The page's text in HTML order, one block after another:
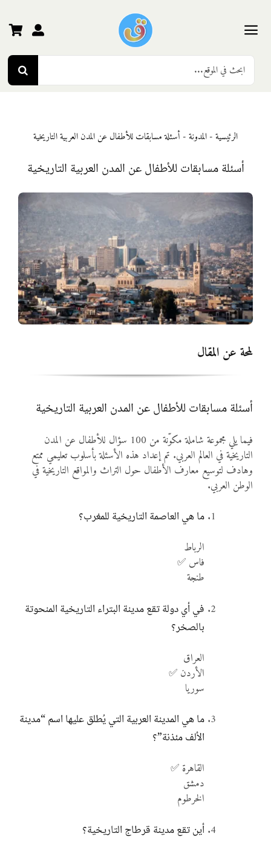
content
Toggle
Navigation
الرئيسية
المرحلة الأولى
المرحلة الثانية
المرحلة الثالثة
المواد
أنواع الموارد
الألعاب التفاعلية
Search
for:
الرئيسية-المدونة-أسئلة مسابقات للأطفال عن المدن العربية التاريخية
أسئلة مسابقات للأطفال عن المدن العربية التاريخية
لمحة عن المقال
أسئلة مسابقات للأطفال عن المدن العربية التاريخية
فيما يلي مجموعة شاملة مكوّنة من 100 سؤال للأطفال عن المدن
التاريخية في العالم العربي. تم إعداد هذه الأسئلة بأسلوب تعليمي ممتع
وهادف لتوسيع معارف الأطفال حول التراث والمواقع التاريخية في
الوطن العربي.
ما هي العاصمة التاريخية للمغرب؟
الرباط
فاس ✅
طنجة
في أي دولة تقع مدينة البتراء التاريخية المنحوتة
بالصخر؟
العراق
الأردن ✅
سوريا
ما هي المدينة العربية التي يُطلق عليها اسم “مدينة
الألف مئذنة”؟
القاهرة ✅
دمشق
الخرطوم
أين تقع مدينة قرطاج التاريخية؟